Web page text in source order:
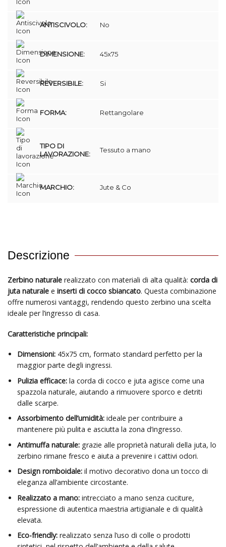
ANTISCIVOLO: No
DIMENSIONE: 45x75
REVERSIBILE: Si
FORMA: Rettangolare
TIPO DI
LAVORAZIONE:
Tessuto a mano
MARCHIO: Jute & Co
Descrizione
Zerbino naturale realizzato con materiali di alta qualità: corda di
juta naturale e inserti di cocco sbiancato. Questa combinazione
offre numerosi vantaggi, rendendo questo zerbino una scelta
ideale per l’ingresso di casa.
Caratteristiche principali:
Dimensioni:45x75 cm, formato standard perfetto per la
maggior parte degli ingressi.
Pulizia efficace:la corda di cocco e juta agisce come una
spazzola naturale, aiutando a rimuovere sporco e detriti
dalle scarpe.
Assorbimento dell’umidità:ideale per contribuire a
mantenere più pulita e asciutta la zona d’ingresso.
Antimuffa naturale:grazie alle proprietà naturali della juta, lo
zerbino rimane fresco e aiuta a prevenire i cattivi odori.
Design romboidale:il motivo decorativo dona un tocco di
eleganza all’ambiente circostante.
Realizzato a mano:intrecciato a mano senza cuciture,
espressione di autentica maestria artigianale e di qualità
elevata.
Eco-friendly:realizzato senza l’uso di colle o prodotti